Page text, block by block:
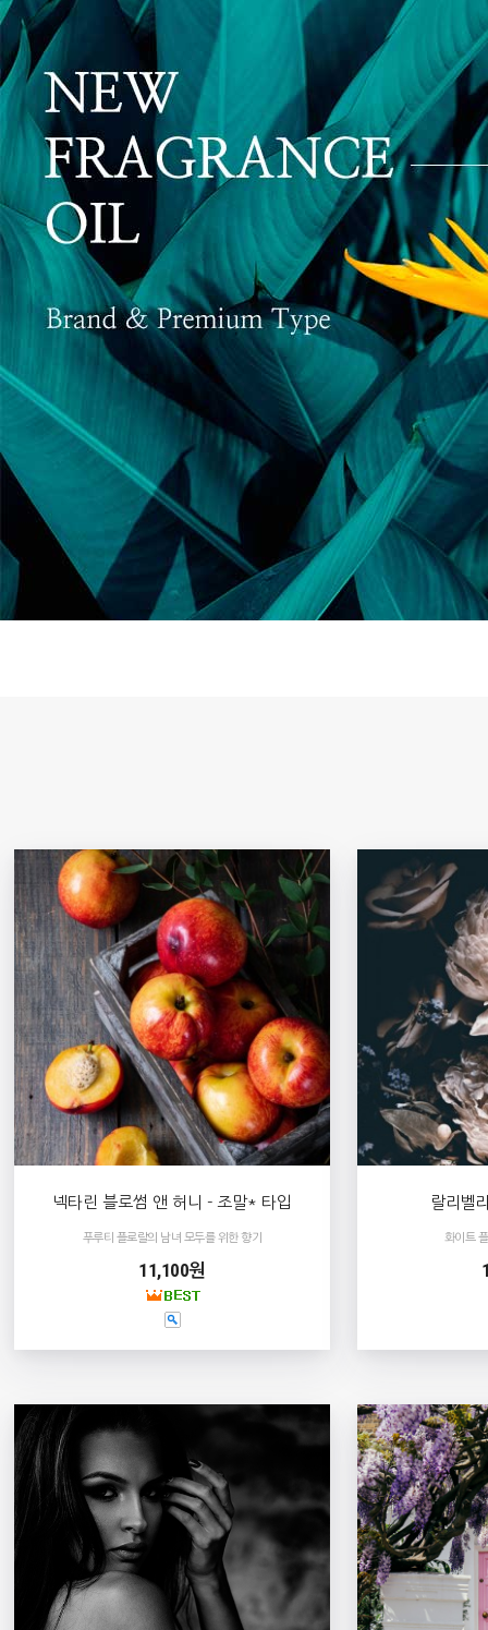
넥타린 블로썸 앤 허니 - 조말* 타입
푸루티 플로랄의 남녀 모두를 위한 향기
11,100원
랄리벨
화이트